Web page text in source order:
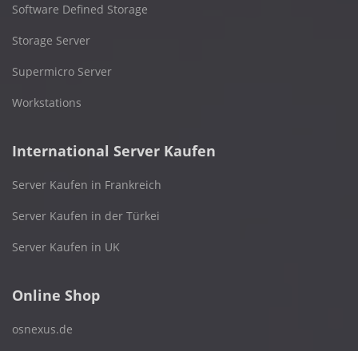
Software Defined Storage
Storage Server
Supermicro Server
Workstations
International Server Kaufen
Server Kaufen in Frankreich
Server Kaufen in der Türkei
Server Kaufen in UK
Online Shop
osnexus.de